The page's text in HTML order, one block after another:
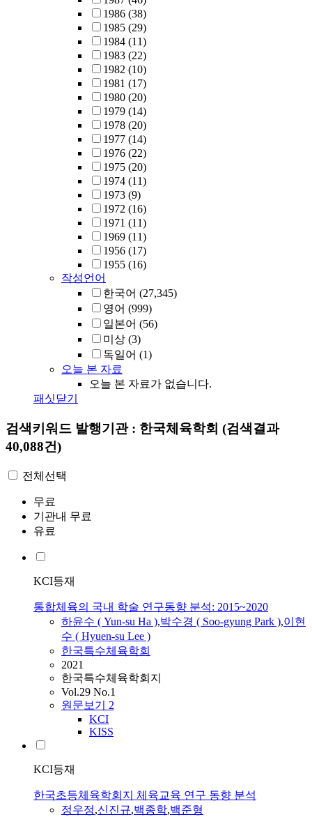
1986 (38)
1985 (29)
1984 (11)
1983 (22)
1982 (10)
1981 (17)
1980 (20)
1979 (14)
1978 (20)
1977 (14)
1976 (22)
1975 (20)
1974 (11)
1973 (9)
1972 (16)
1971 (11)
1969 (11)
1956 (17)
1955 (16)
작성언어
한국어 (27,345)
영어 (999)
일본어 (56)
미상 (3)
독일어 (1)
오늘 본 자료
오늘 본 자료가 없습니다.
패싯닫기
검색키워드 발행기관 : 한국체육학회 (검색결과
40,088건)
전체선택
무료
기관내 무료
유료
KCI등재
통합체육의 국내 학술 연구동향 분석: 2015~2020
하윤수 ( Yun-su Ha ),박수경 ( Soo-gyung Park ),이현
수 ( Hyuen-su Lee )
한국특수체육학회
2021
한국특수체육학회지
Vol.29 No.1
원문보기 2
KCI
KISS
KCI등재
한국초등체육학회지 체육교육 연구 동향 분석
정우정,신진규,백종학,백준형